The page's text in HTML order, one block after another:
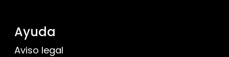
Ayuda
Aviso legal